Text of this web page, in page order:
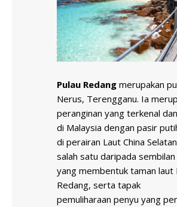
Pulau Redang merupakan
Nerus, Terengganu. Ia
peranginan yang terkenal
di Malaysia dengan pasir
di perairan Laut China
salah satu daripada sembilan
yang membentuk taman laut
Redang, serta tapak
pemuliharaan penyu yang